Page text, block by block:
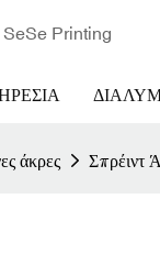
- SeSe Printing
άκρες Σπρέιντ